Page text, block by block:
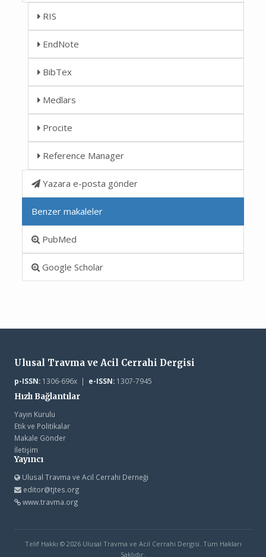
RIS
EndNote
BibTex
Medlars
Procite
Reference Manager
Yazara e-posta gönder
Benzer makaleler
PubMed
Google Scholar
Ulusal Travma ve Acil Cerrahi Dergisi
p-ISSN:1306-696x | e-ISSN:1307-7945
Hızlı Bağlantılar
Yayın Kurulu
Etik ve Politikalar
Makale Gönder
İletişim
Yayıncı
Ulusal Travma ve Acil Cerrahi Derneği
editor@tjtes.org
www.travma.org
Telif Hakkı © 2026 Ulusal Travma ve Acil Cerrahi Dergisi. Tüm Hakları
Saklıdır.